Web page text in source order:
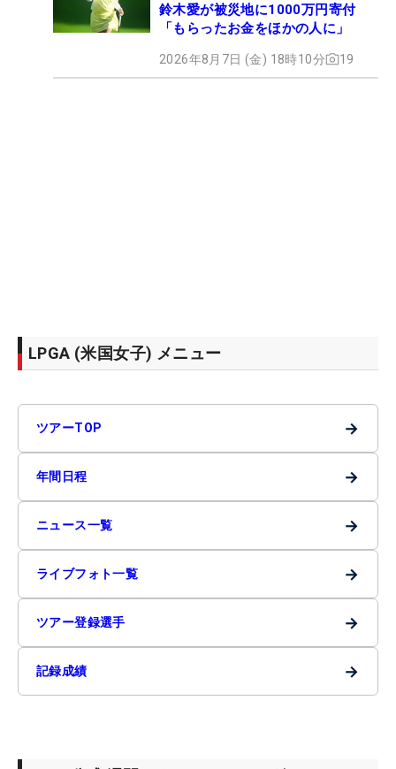
鈴木愛が被災地に1000万円寄付
「もらったお金をほかの人に」
2026年8月7日 (金) 18時10分 19
LPGA (米国女子) メニュー
ツアーTOP →
年間日程 →
ニュース一覧 →
ライブフォト一覧 →
ツアー登録選手 →
記録成績 →